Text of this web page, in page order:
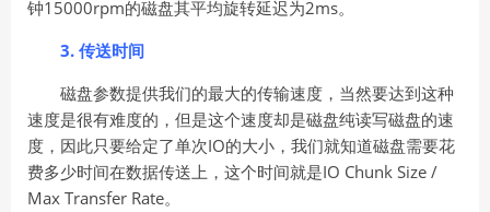
钟15000rpm的磁盘其平均旋转延迟为2ms。
3. 传送时间
磁盘参数提供我们的最大的传输速度，当然要达到这种
速度是很有难度的，但是这个速度却是磁盘纯读写磁盘的速
度，因此只要给定了单次IO的大小，我们就知道磁盘需要花
费多少时间在数据传送上，这个时间就是IO Chunk Size /
Max Transfer Rate。